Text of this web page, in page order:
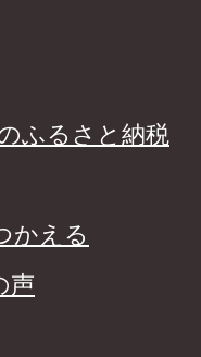
ふるさと納税
かえる
声